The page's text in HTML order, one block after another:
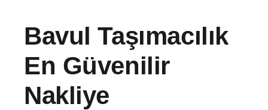
Bavul Taşımacılık
En Güvenilir
Nakliye